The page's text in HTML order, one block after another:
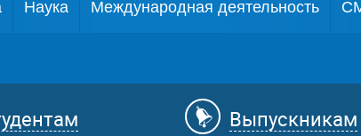
Наука Международная деятельность
Выпускникам